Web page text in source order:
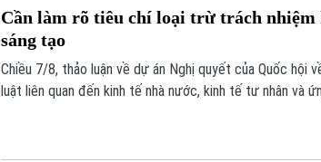
Cần làm rõ tiêu chí loại trừ trách
sáng tạo
Chiều 7/8, thảo luận về dự án Nghị quyết của Quốc hội
luật liên quan đến kinh tế nhà nước, kinh tế tư nhân và